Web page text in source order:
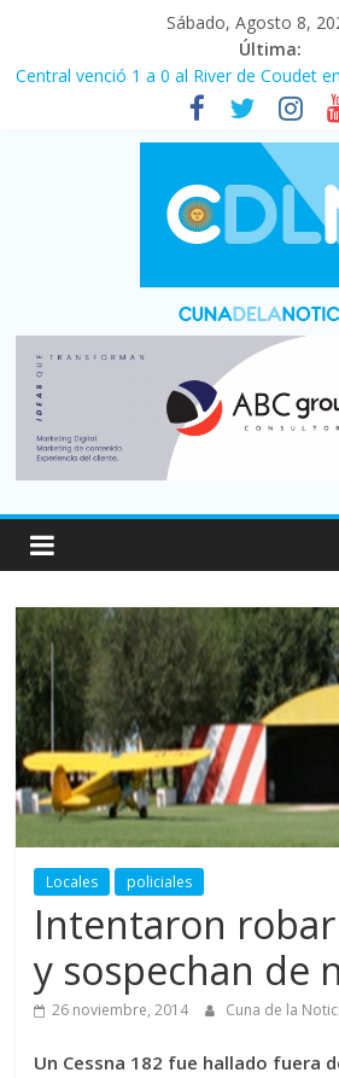
Sábado, Agosto 8,
Última:
Central venció 1 a 0 al River de Coudet
La morosidad alcanzó su nivel más alto
afecta a 400 mil deudores en Santa Fe
Desde que asumió Milei cerraron 41.000
denuncia crisis como en 2001
Vacaciones de invierno con más
turístico: 4,6 millones de personas
Fuerte caída de la venta de autos
Locales policiales
Intentaron
y sospechan de
26 noviembre, 2014 Cuna de la
Un Cessna 182 fue hallado fuera